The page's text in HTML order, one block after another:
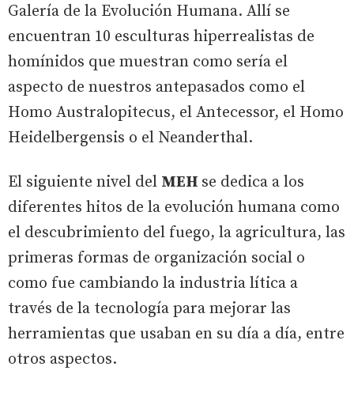
Galería de la Evolución Humana. Allí se
encuentran 10 esculturas hiperrealistas de
homínidos que muestran como sería el
aspecto de nuestros antepasados como el
Homo Australopitecus, el Antecessor, el Homo
Heidelbergensis o el Neanderthal.
El siguiente nivel del MEH se dedica a los
diferentes hitos de la evolución humana como
el descubrimiento del fuego, la agricultura, las
primeras formas de organización social o
como fue cambiando la industria lítica a
través de la tecnología para mejorar las
herramientas que usaban en su día a día, entre
otros aspectos.